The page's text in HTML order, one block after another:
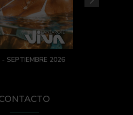
- SEPTIEMBRE 2026